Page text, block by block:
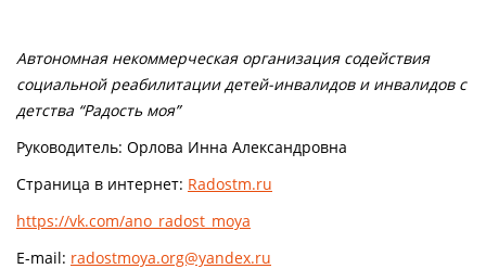
Автономная некоммерческая организация содействия
социальной реабилитации детей-инвалидов и инвалидов с
детства “Радость моя”
Руководитель: Орлова Инна Александровна
Страница в интернет: Radostm.ru
https://vk.com/ano_radost_moya
E-mail: radostmoya.org@yandex.ru